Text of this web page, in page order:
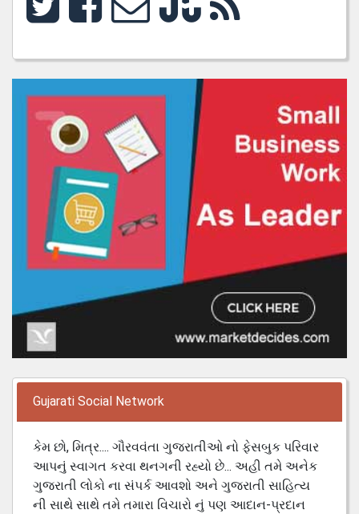
Gujarati Social Network
કેમ છો, મિત્ર.... ગૌરવવંતા ગુજરાતીઓ નો ફેસબુક પરિવાર
આપનું સ્વાગત કરવા થનગની રહ્યો છે... અહી તમે અનેક
ગુજરાતી લોકો ના સંપર્ક આવશો અને ગુજરાતી સાહિત્ય
ની સાથે સાથે તમે તમારા વિચારો નું પણ આદાન-પ્રદાન